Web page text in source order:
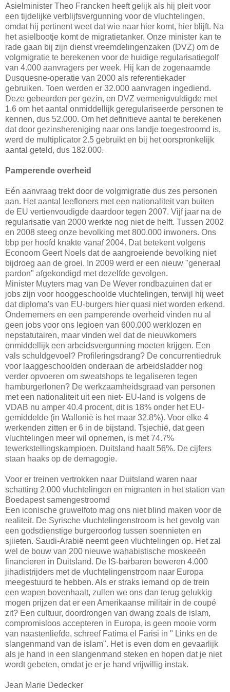
Asielminister Theo Francken heeft gelijk als hij pleit voor
een tijdelijke verblijfsvergunning voor de vluchtelingen,
omdat hij pertinent weet dat wie naar hier komt, hier blijft. Na
het asielbootje komt de migratietanker. Onze minister kan te
rade gaan bij zijn dienst vreemdelingenzaken (DVZ) om de
volgmigratie te berekenen voor de huidige regularisatiegolf
van 4.000 aanvragers per week. Hij kan de zogenaamde
Dusquesne-operatie van 2000 als referentiekader
gebruiken. Toen werden er 32.000 aanvragen ingediend.
Deze gebeurden per gezin, en DVZ vermenigvuldigde met
1.6 om het aantal onmiddellijk geregulariseerde personen te
kennen, dus 52.000. Om het definitieve aantal te berekenen
dat door gezinshereniging naar ons landje toegestroomd is,
werd de multiplicator 2.5 gebruikt en bij het oorspronkelijk
aantal geteld, dus 182.000.
Pamperende overheid
Eén aanvraag trekt door de volgmigratie dus zes personen
aan. Het aantal leefloners met een nationaliteit van buiten
de EU vertienvoudigde daardoor tegen 2007. Vijf jaar na de
regularisatie van 2000 werkte nog niet de helft. Tussen 2002
en 2008 steeg onze bevolking met 800.000 inwoners. Ons
bbp per hoofd knakte vanaf 2004. Dat betekent volgens
Econoom Geert Noels dat de aangroeiende bevolking niet
bijdroeg aan de groei. In 2009 werd er een nieuw "generaal
pardon" afgekondigd met dezelfde gevolgen.
Minister Muyters mag van De Wever rondbazuinen dat er
jobs zijn voor hooggeschoolde vluchtelingen, terwijl hij weet
dat diploma's van EU-burgers hier quasi niet worden erkend.
Ondernemers en een pamperende overheid vinden nu al
geen jobs voor ons legioen van 600.000 werklozen en
nepstatutairen, maar vinden wel dat de nieuwkomers
onmiddellijk een arbeidsvergunning moeten krijgen. Een
vals schuldgevoel? Profileringsdrang? De concurrentiedruk
voor laaggeschoolden onderaan de arbeidsladder nog
verder opvoeren om sweatshops te legaliseren tegen
hamburgerlonen? De werkzaamheidsgraad van personen
met een nationaliteit uit een niet- EU-land is volgens de
VDAB nu amper 40.4 procent, dit is 18% onder het EU-
gemiddelde (in Wallonië is het maar 32.8%). Voor elke 4
werkenden zitten er 6 in de bijstand. Tsjechië, dat geen
vluchtelingen meer wil opnemen, is met 74.7%
tewerkstellingskampioen. Duitsland haalt 56%. De cijfers
staan haaks op de demagogie.
Voor er treinen vertrokken naar Duitsland waren naar
schatting 2.000 vluchtelingen en migranten in het station van
Boedapest samengestroomd
Een iconische gruwelfoto mag ons niet blind maken voor de
realiteit. De Syrische vluchtelingenstroom is het gevolg van
een godsdienstige burgeroorlog tussen soennieten en
sjiieten. Saudi-Arabië neemt geen vluchtelingen op. Het zal
wel de bouw van 200 nieuwe wahabistische moskeeën
financieren in Duitsland. De IS-barbaren beweren 4.000
jihadistrijders met de vluchtelingenstroom naar Europa
meegestuurd te hebben. Als er straks iemand op de trein
een wapen bovenhaalt, zullen we ons dan terug gelukkig
mogen prijzen dat er een Amerikaanse militair in de coupé
zit? Een cultuur, doordrongen van dwang zoals de islam,
compromisloos accepteren in Europa, is geen mooie vorm
van naastenliefde, schreef Fatima el Farisi in " Links en de
slangenmand van de islam". Het is even dom en gevaarlijk
als je hand in een slangenmand steken en hopen dat je niet
wordt gebeten, omdat je er je hand vrijwillig instak.
Jean Marie Dedecker